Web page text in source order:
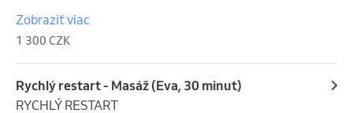
* Každá masáž je přizpůsobená aktuálním potřebám
– může zahrnovat regenerační, relaxační i sportovní
prvky.
@massages.by.eva
Zobraziť viac
1 300 CZK
Rychlý restart - Masáž (Eva, 30 minut)
RYCHLÝ RESTART